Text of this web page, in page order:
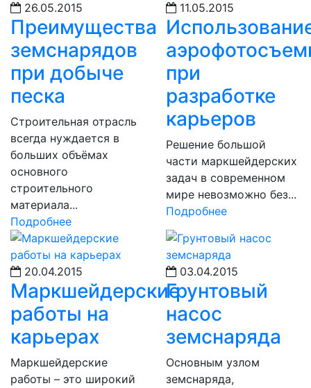
26.05.2015
Преимущества
земснарядов
при добыче
песка
Строительная отрасль
всегда нуждается в
больших объёмах
основного
строительного
материала...
Подробнее
11.05.2015
при
разработке
карьеров
Решение большой
части маркшейдерских
задач в современном
мире невозможно без...
Подробнее
20.04.2015
Маркшейдерские
работы на
карьерах
Маркшейдерские
работы – это широкий
03.04.2015
Грунтовый
насос
земснаряда
Основным узлом
земснаряда,